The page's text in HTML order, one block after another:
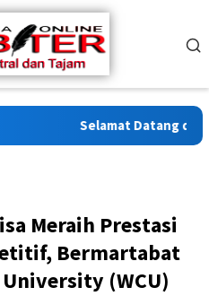
Selamat Datang di
Meraih Prestasi
Bermartabat
(WCU)